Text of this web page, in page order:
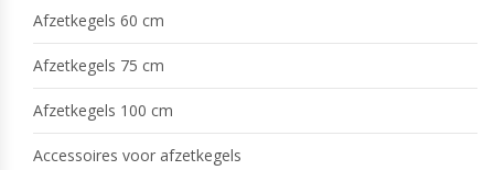
Afzetkegels 60 cm
Afzetkegels 75 cm
Afzetkegels 100 cm
Accessoires voor afzetkegels